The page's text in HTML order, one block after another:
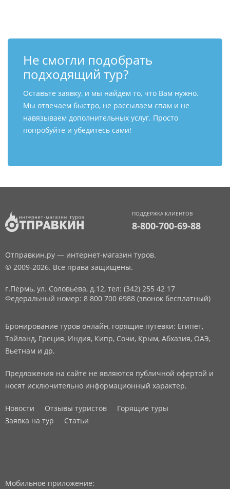
Не смогли подобрать
подходящий тур?
Оставьте заявку, и мы найдем то, что Вам нужно.
Мы отвечаем быстро, не рассылаем спам и не
навязываем дополнительных услуг. Просто
попробуйте и убедитесь сами!
ПОДДЕРЖКА КЛИЕНТОВ
8-800-700-69-88
Отправкин.ру — интернет-магазин туров.
© 2009-2026. Все права защищены.
г.Пермь, ул. Соловьева, д.12, тел: (342) 255 42 17
Федеральный номер: 8 800 700 6988 (звонок бесплатный)
Бронирование туров онлайн, горящие путевки: Египет,
Тайланд, Греция, Индия, Кипр, Сочи, Крым, Абхазия, ОАЭ,
Вьетнам и др.
Предложения на сайте не являются публичной офертой и
носят исключительно информационный характер.
Новости Отзывы туристов
Горящие туры
Заявка на тур
Статьи
Мобильное приложение: